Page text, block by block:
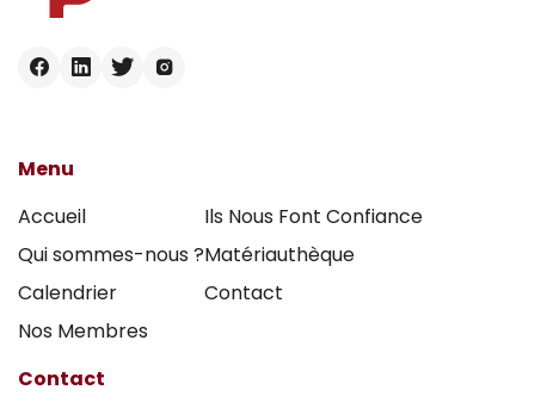
Menu
Accueil
Qui sommes-nous ?
Calendrier
Nos Membres
Ils Nous Font Confiance
Matériauthèque
Contact
Contact